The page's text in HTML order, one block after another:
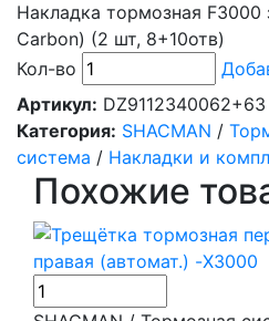
Накладка тормозная F3000
Carbon) (2 шт, 8+10отв)
Кол-во
Артикул: DZ9112340062+63
Категория: SHACMAN /
система / Накладки и
Похожие